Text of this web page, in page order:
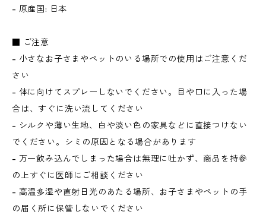
- 原産国: 日本
■ ご注意
- 小さなお子さまやペットのいる場所での使用はご注意くだ
さい
- 体に向けてスプレーしないでください。目や口に入った場
合は、すぐに洗い流してください
- シルクや薄い生地、白や淡い色の家具などに直接つけない
でください。シミの原因となる場合があります
- 万一飲み込んでしまった場合は無理に吐かず、商品を持参
の上すぐに医師にご相談ください
- 高温多湿や直射日光のあたる場所、お子さまやペットの手
の届く所に保管しないでください